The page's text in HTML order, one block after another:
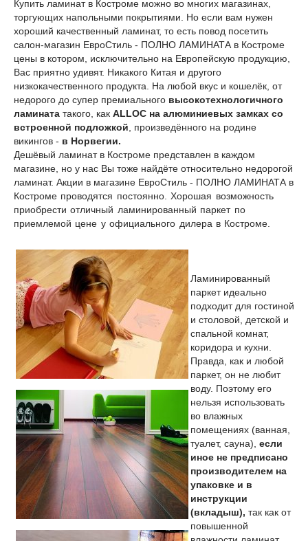
Купить ламинат в Костроме можно во многих магазинах,
торгующих напольными покрытиями. Но если вам нужен
хороший качественный ламинат, то есть повод посетить
салон-магазин ЕвроСтиль - ПОЛНО ЛАМИНАТА в Костроме
цены в котором, исключительно на Европейскую продукцию,
Вас приятно удивят. Никакого Китая и другого
низкокачественного продукта. На любой вкус и кошелёк, от
недорого до супер премиального высокотехнологичного
ламината такого, как ALLOC на алюминиевых замках со
встроенной подложкой , произведённого на родине
викингов - в Норвегии.
Дешёвый ламинат в Костроме представлен в каждом
магазине, но у нас Вы тоже найдёте относительно недорогой
ламинат. Акции в магазине ЕвроСтиль - ПОЛНО ЛАМИНАТА в
Костроме проводятся постоянно. Хорошая возможность
приобрести отличный ламинированный паркет по
приемлемой цене у официального дилера в Костроме.
Ламинированный
паркет идеально
подходит для гостиной
и столовой, детской и
спальной комнат,
коридора и кухни.
Правда, как и любой
паркет, он не любит
воду. Поэтому его
нельзя использовать
во влажных
помещениях (ванная,
туалет, сауна), если
иное не предписано
производителем на
упаковке и в
инструкции
(вкладыш), так как от
повышенной